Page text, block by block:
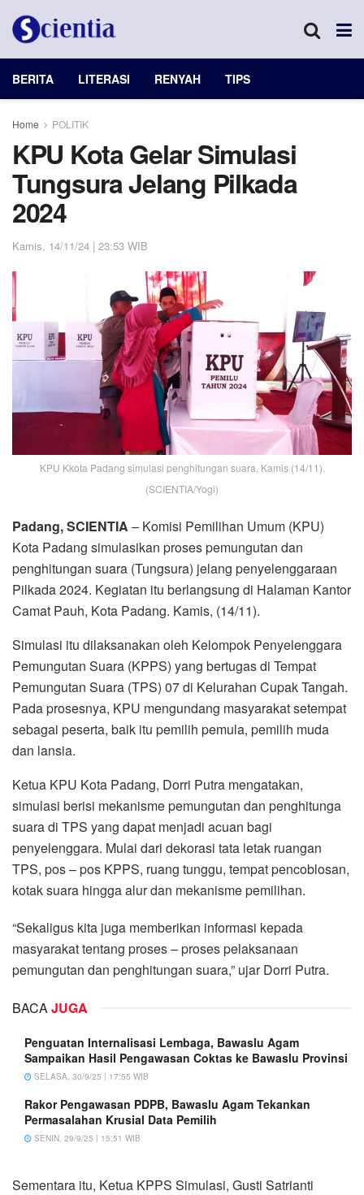
BERITA LITERASI RENYAH TIPS
Home POLITIK
KPU Kota Gelar Simulasi
Tungsura Jelang Pilkada
2024
Kamis, 14/11/24 | 23:53 WIB
KPU Kkota Padang simulasi penghitungan suara, Kamis (14/11).
(SCIENTIA/Yogi)
Padang,SCIENTIA – Komisi Pemilihan Umum (KPU)
Kota Padang simulasikan proses pemungutan dan
penghitungan suara (Tungsura) jelang penyelenggaraan
Pilkada 2024. Kegiatan itu berlangsung di Halaman Kantor
Camat Pauh, Kota Padang. Kamis, (14/11).
Simulasi itu dilaksanakan oleh Kelompok Penyelenggara
Pemungutan Suara (KPPS) yang bertugas di Tempat
Pemungutan Suara (TPS) 07 di Kelurahan Cupak Tangah.
Pada prosesnya, KPU mengundang masyarakat setempat
sebagai peserta, baik itu pemilih pemula, pemilih muda
dan lansia.
Ketua KPU Kota Padang, Dorri Putra mengatakan,
simulasi berisi mekanisme pemungutan dan penghitunga
suara di TPS yang dapat menjadi acuan bagi
penyelenggara. Mulai dari dekorasi tata letak ruangan
TPS, pos – pos KPPS, ruang tunggu, tempat pencoblosan,
kotak suara hingga alur dan mekanisme pemilihan.
“Sekaligus kita juga memberikan informasi kepada
masyarakat tentang proses – proses pelaksanaan
pemungutan dan penghitungan suara,” ujar Dorri Putra.
BACA JUGA
Penguatan Internalisasi Lembaga, Bawaslu Agam
Sampaikan Hasil Pengawasan Coktas ke Bawaslu Provinsi
SELASA, 30/9/25 | 17:55 WIB
Rakor Pengawasan PDPB, Bawaslu Agam Tekankan
Permasalahan Krusial Data Pemilih
SENIN, 29/9/25 | 15:51 WIB
Sementara itu, Ketua KPPS Simulasi, Gusti Satrianti